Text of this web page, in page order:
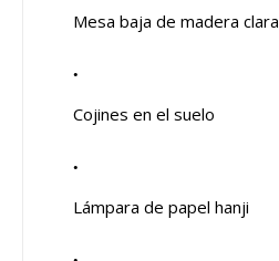
Mesa baja de madera clara
Cojines en el suelo
Lámpara de papel hanji